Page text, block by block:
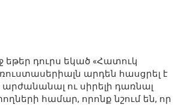
եթեր դուրս եկած «Հատուկ
արդեն հասցրել է
ու սիրելի դառնալ
համար, որոնք նշում են, որ